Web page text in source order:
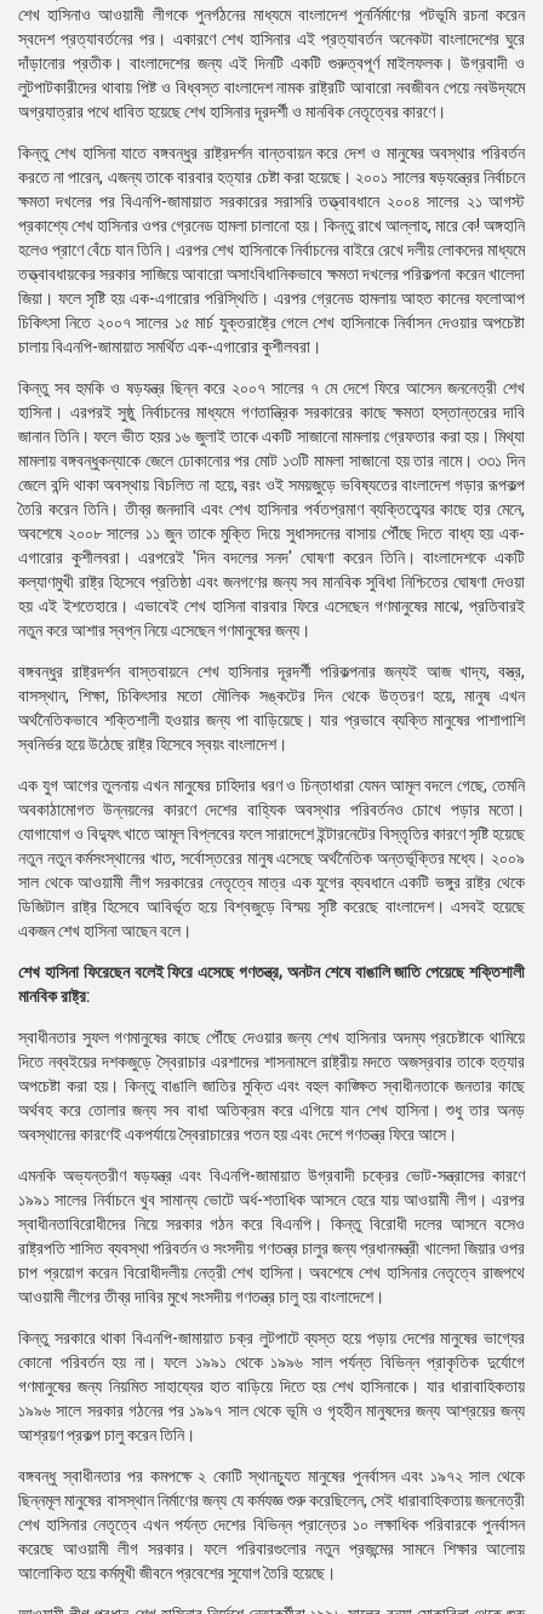
শেখ হাসিনাও আওয়ামী লীগকে পুনর্গঠনের মাধ্যমে বাংলাদেশ পুনর্নির্মাণের পটভূমি রচনা করেন
স্বদেশ প্রত্যাবর্তনের পর। একারণে শেখ হাসিনার এই প্রত্যাবর্তন অনেকটা বাংলাদেশের ঘুরে
দাঁড়ানোর প্রতীক। বাংলাদেশের জন্য এই দিনটি একটি গুরুত্বপূর্ণ মাইলফলক। উগ্রবাদী ও
লুটপাটকারীদের থাবায় পিষ্ট ও বিধ্বস্ত বাংলাদেশ নামক রাষ্ট্রটি আবারো নবজীবন পেয়ে নবউদ্যমে
অগ্রযাত্রার পথে ধাবিত হয়েছে শেখ হাসিনার দূরদর্শী ও মানবিক নেতৃত্বের কারণে।
কিন্তু শেখ হাসিনা যাতে বঙ্গবন্ধুর রাষ্ট্রদর্শন বান্তবায়ন করে দেশ ও মানুষের অবস্থার পরিবর্তন
করতে না পারেন, এজন্য তাকে বারবার হত্যার চেষ্টা করা হয়েছে। ২০০১ সালের ষড়যন্ত্রের নির্বাচনে
ক্ষমতা দখলের পর বিএনপি-জামায়াত সরকারের সরাসরি তত্ত্বাবধানে ২০০৪ সালের ২১ আগস্ট
প্রকাশ্যে শেখ হাসিনার ওপর গ্রেনেড হামলা চালানো হয়। কিন্তু রাখে আল্লাহ, মারে কে! অঙ্গহানি
হলেও প্রাণে বেঁচে যান তিনি। এরপর শেখ হাসিনাকে নির্বাচনের বাইরে রেখে দলীয় লোকদের মাধ্যমে
তত্ত্বাবধায়কের সরকার সাজিয়ে আবারো অসাংবিধানিকভাবে ক্ষমতা দখলের পরিকল্পনা করেন খালেদা
জিয়া। ফলে সৃষ্টি হয় এক-এগারোর পরিস্থিতি। এরপর গ্রেনেড হামলায় আহত কানের ফলোআপ
চিকিৎসা নিতে ২০০৭ সালের ১৫ মার্চ যুক্তরাষ্ট্রে গেলে শেখ হাসিনাকে নির্বাসন দেওয়ার অপচেষ্টা
চালায় বিএনপি-জামায়াত সমর্থিত এক-এগারোর কুশীলবরা।
কিন্তু সব হুমকি ও ষড়যন্ত্র ছিন্ন করে ২০০৭ সালের ৭ মে দেশে ফিরে আসেন জননেত্রী শেখ
হাসিনা। এরপরই সুষ্ঠু নির্বাচনের মাধ্যমে গণতান্ত্রিক সরকারের কাছে ক্ষমতা হস্তান্তরের দাবি
জানান তিনি। ফলে ভীত হয়র ১৬ জুলাই তাকে একটি সাজানো মামলায় গ্রেফতার করা হয়। মিথ্যা
মামলায় বঙ্গবন্ধুকন্যাকে জেলে ঢোকানোর পর মোট ১৩টি মামলা সাজানো হয় তার নামে। ৩৩১ দিন
জেলে বন্দি থাকা অবস্থায় বিচলিত না হয়ে, বরং ওই সময়জুড়ে ভবিষ্যতের বাংলাদেশ গড়ার রূপকল্প
তৈরি করেন তিনি। তীব্র জনদাবি এবং শেখ হাসিনার পর্বতপ্রমাণ ব্যক্তিত্ব্যের কাছে হার মেনে,
অবশেষে ২০০৮ সালের ১১ জুন তাকে মুক্তি দিয়ে সুধাসদনের বাসায় পৌঁছে দিতে বাধ্য হয় এক-
এগারোর কুশীলবরা। এরপরেই 'দিন বদলের সনদ' ঘোষণা করেন তিনি। বাংলাদেশকে একটি
কল্যাণমুখী রাষ্ট্র হিসেবে প্রতিষ্ঠা এবং জনগণের জন্য সব মানবিক সুবিধা নিশ্চিতের ঘোষণা দেওয়া
হয় এই ইশতেহারে। এভাবেই শেখ হাসিনা বারবার ফিরে এসেছেন গণমানুষের মাঝে, প্রতিবারই
নতুন করে আশার স্বপ্ন নিয়ে এসেছেন গণমানুষের জন্য।
বঙ্গবন্ধুর রাষ্ট্রদর্শন বাস্তবায়নে শেখ হাসিনার দূরদর্শী পরিকল্পনার জন্যই আজ খাদ্য, বস্ত্র,
বাসস্থান, শিক্ষা, চিকিৎসার মতো মৌলিক সঙ্কটের দিন থেকে উত্তরণ হয়ে, মানুষ এখন
অর্থনৈতিকভাবে শক্তিশালী হওয়ার জন্য পা বাড়িয়েছে। যার প্রভাবে ব্যক্তি মানুষের পাশাপাশি
স্বনির্ভর হয়ে উঠেছে রাষ্ট্র হিসেবে স্বয়ং বাংলাদেশ।
এক যুগ আগের তুলনায় এখন মানুষের চাহিদার ধরণ ও চিন্তাধারা যেমন আমূল বদলে গেছে, তেমনি
অবকাঠামোগত উন্নয়নের কারণে দেশের বাহ্যিক অবস্থার পরিবর্তনও চোখে পড়ার মতো।
যোগাযোগ ও বিদ্যুৎ খাতে আমূল বিপ্লবের ফলে সারাদেশে ইন্টারনেটের বিস্তৃতির কারণে সৃষ্টি হয়েছে
নতুন নতুন কর্মসংস্থানের খাত, সর্বোস্তরের মানুষ এসেছে অর্থনৈতিক অন্তর্ভূক্তির মধ্যে। ২০০৯
সাল থেকে আওয়ামী লীগ সরকারের নেতৃত্বে মাত্র এক যুগের ব্যবধানে একটি ভঙ্গুর রাষ্ট্র থেকে
ডিজিটাল রাষ্ট্র হিসেবে আবির্ভূত হয়ে বিশ্বজুড়ে বিস্ময় সৃষ্টি করেছে বাংলাদেশ। এসবই হয়েছে
একজন শেখ হাসিনা আছেন বলে।
শেখ হাসিনা ফিরেছেন বলেই ফিরে এসেছে গণতন্ত্র, অনটন শেষে বাঙালি জাতি পেয়েছে শক্তিশালী
মানবিক রাষ্ট্র:
স্বাধীনতার সুফল গণমানুষের কাছে পৌঁছে দেওয়ার জন্য শেখ হাসিনার অদম্য প্রচেষ্টাকে থামিয়ে
দিতে নব্বইয়ের দশকজুড়ে স্বৈরাচার এরশাদের শাসনামলে রাষ্ট্রীয় মদতে অজস্রবার তাকে হত্যার
অপচেষ্টা করা হয়। কিন্তু বাঙালি জাতির মুক্তি এবং বহুল কাঙ্ক্ষিত স্বাধীনতাকে জনতার কাছে
অর্থবহ করে তোলার জন্য সব বাধা অতিক্রম করে এগিয়ে যান শেখ হাসিনা। শুধু তার অনড়
অবস্থানের কারণেই একপর্যায়ে স্বৈরাচারের পতন হয় এবং দেশে গণতন্ত্র ফিরে আসে।
এমনকি অভ্যন্তরীণ ষড়যন্ত্র এবং বিএনপি-জামায়াত উগ্রবাদী চক্রের ভোট-সন্ত্রাসের কারণে
১৯৯১ সালের নির্বাচনে খুব সামান্য ভোটে অর্ধ-শতাধিক আসনে হেরে যায় আওয়ামী লীগ। এরপর
স্বাধীনতাবিরোধীদের নিয়ে সরকার গঠন করে বিএনপি। কিন্তু বিরোধী দলের আসনে বসেও
রাষ্ট্রপতি শাসিত ব্যবস্থা পরিবর্তন ও সংসদীয় গণতন্ত্র চালুর জন্য প্রধানমন্ত্রী খালেদা জিয়ার ওপর
চাপ প্রয়োগ করেন বিরোধীদলীয় নেত্রী শেখ হাসিনা। অবশেষে শেখ হাসিনার নেতৃত্বে রাজপথে
আওয়ামী লীগের তীব্র দাবির মুখে সংসদীয় গণতন্ত্র চালু হয় বাংলাদেশে।
কিন্তু সরকারে থাকা বিএনপি-জামায়াত চক্র লুটপাটে ব্যস্ত হয়ে পড়ায় দেশের মানুষের ভাগ্যের
কোনো পরিবর্তন হয় না। ফলে ১৯৯১ থেকে ১৯৯৬ সাল পর্যন্ত বিভিন্ন প্রাকৃতিক দুর্যোগে
গণমানুষের জন্য নিয়মিত সাহায্যের হাত বাড়িয়ে দিতে হয় শেখ হাসিনাকে। যার ধারাবাহিকতায়
১৯৯৬ সালে সরকার গঠনের পর ১৯৯৭ সাল থেকে ভূমি ও গৃহহীন মানুষদের জন্য আশ্রয়ের জন্য
আশ্রয়ণ প্রকল্প চালু করেন তিনি।
বঙ্গবন্ধু স্বাধীনতার পর কমপক্ষে ২ কোটি স্থানচ্যুত মানুষের পুনর্বাসন এবং ১৯৭২ সাল থেকে
ছিন্নমূল মানুষের বাসস্থান নির্মাণের জন্য যে কর্মযজ্ঞ শুরু করেছিলেন, সেই ধারাবাহিকতায় জননেত্রী
শেখ হাসিনার নেতৃত্বে এখন পর্যন্ত দেশের বিভিন্ন প্রান্তের ১০ লক্ষাধিক পরিবারকে পুনর্বাসন
করেছে আওয়ামী লীগ সরকার। ফলে পরিবারগুলোর নতুন প্রজন্মের সামনে শিক্ষার আলোয়
আলোকিত হয়ে কর্মমূখী জীবনে প্রবেশের সুযোগ তৈরি হয়েছে।